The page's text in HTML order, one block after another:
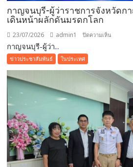
กาญจนบุรี-ผู้ว่าราชการจังหวัดก
เดินหน้าผลักดันมรดกโลก
23/07/2026 admin1 ปิดความเห็น
ราชการ
จังหวัด
กาญจนบุ
ชัดเจน
เดิน
หน้า
ผลัก
ดัน
กาญจนบุรี-ผู้ว่า...
ข่าวประชาสัมพันธ์ ในประเทศ